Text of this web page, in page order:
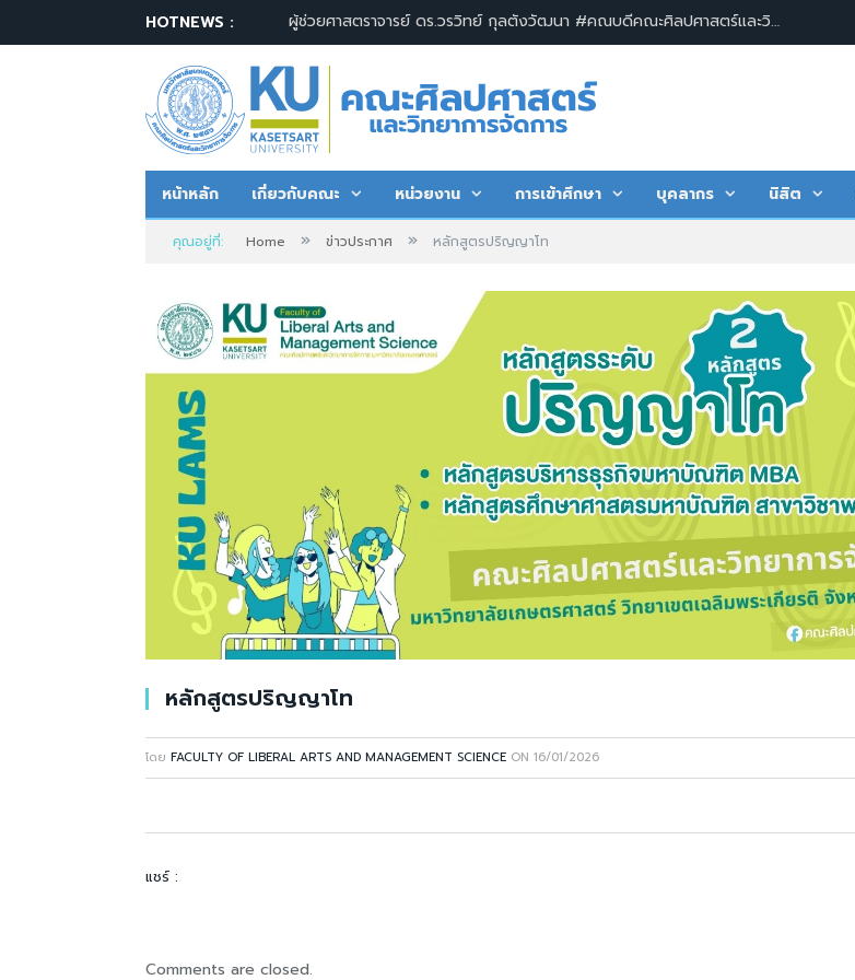
HOTNEWS : ผู้ช่วยศาสตราจารย์ ดร.วรวิทย์ กุลตังวัฒนา #คณบดีคณะศิลปศาสตร์และวิทยาการจัดการ พร้อมด้วยคณะผู้บริหาร บุคลากร และนิสิต คณะศิลปศาสตร์และวิทยาการจัดการ มหาวิทยาลัยเกษตรศาสตร์ วิทยาเขตเฉลิมพระเกียรติ จังหวัดสกลนคร ร่วมพิธีวางพานพุ่มถวายพระพรชัยมงคล และลงนามถวายพระพรเนื่องในโอกาสมหามงคลเฉลิมพระชนมพรรษา ๗๔ พรรษา พระบาทสมเด็จพระปรเมนทรรามาธิบดีศรีสินทร มหาวชิราลงกรณ พระวชิรเกล้าเจ้าอยู่หัว
หน้าหลัก เกี่ยวกับคณะ หน่วยงาน การเข้าศึกษา บุคลากร นิสิต
คุณอยู่ที่: Home » ข่าวประกาศ » หลักสูตรปริญญาโท
หลักสูตรปริญญาโท
โดย FACULTY OF LIBERAL ARTS AND MANAGEMENT SCIENCE ON 16/01/2026
แชร์ :
Comments are closed.